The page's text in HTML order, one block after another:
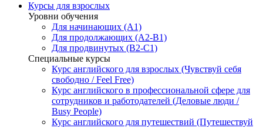
Курсы для взрослых
Уровни обучения
Для начинающих (A1)
Для продолжающих (A2-B1)
Для продвинутых (B2-C1)
Специальные курсы
Курс английского для взрослых (Чувствуй себя
свободно / Feel Free)
Курс английского в профессиональной сфере для
сотрудников и работодателей (Деловые люди /
Busy People)
Курс английского для путешествий (Путешествуй